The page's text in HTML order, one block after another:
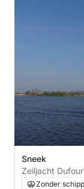
Sneek
Zeiljacht
Zonder